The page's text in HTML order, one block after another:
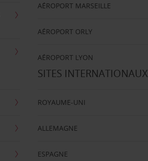
AÉROPORT MARSEILLE
AÉROPORT ORLY
AÉROPORT LYON
SITES INTERNATIONAUX
ROYAUME-UNI
ALLEMAGNE
ESPAGNE